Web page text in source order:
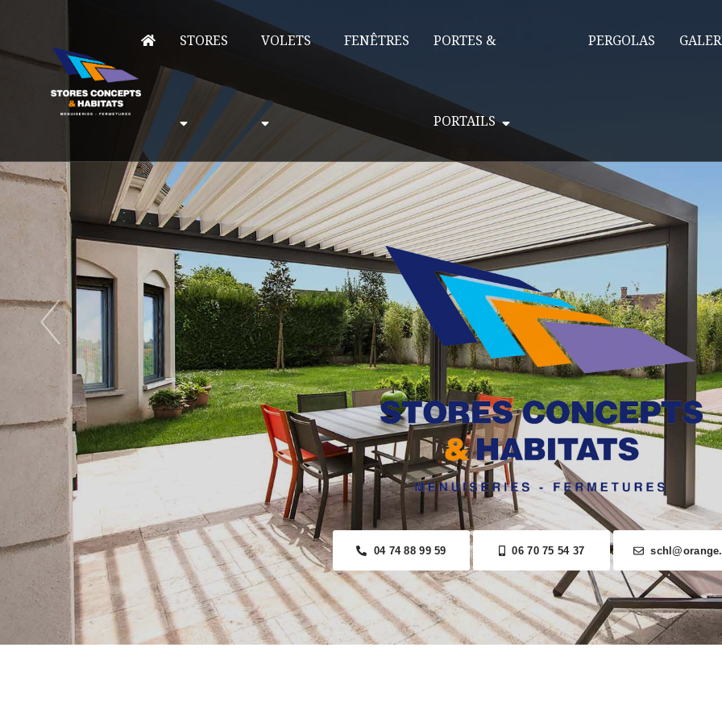
STORES VOLETS FENÊTRES PORTES &
PORTAILS
PERGOLAS
04 74 88 99 59 06 70 75 54 37